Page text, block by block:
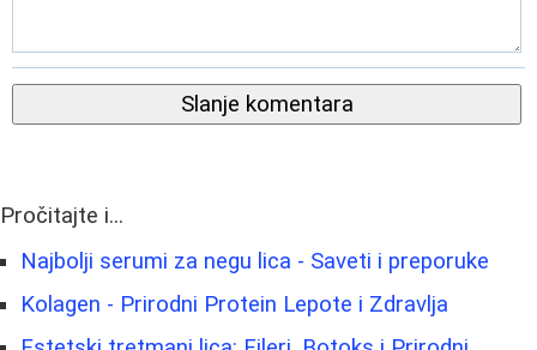
Slanje komentara
Pročitajte i...
Najbolji serumi za negu lica - Saveti i preporuke
Kolagen - Prirodni Protein Lepote i Zdravlja